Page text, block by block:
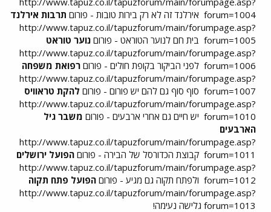
forum=1004 אירלנד זה לא רק בירות טובות - פורום תרבות אירלנד
http://www.tapuz.co.il/tapuzforum/main/forumpage.asp?
forum=1005 בית חם לנוער הטוראט - פורום נוער טוראט
http://www.tapuz.co.il/tapuzforum/main/forumpage.asp?
forum=1006 לפני הביקור בקופת חולים - פורום רפואת משפחה
http://www.tapuz.co.il/tapuzforum/main/forumpage.asp?
forum=1007 סוף סוף גם להם יש פורום - פורום להקת טראוויס
http://www.tapuz.co.il/tapuzforum/main/forumpage.asp?
forum=1010 יש חיים גם אחרי ארבעים - פורום משבר גיל
הארבעים
http://www.tapuz.co.il/tapuzforum/main/forumpage.asp?
forum=1011 קבוצת הכדורסל של הבירה - פורום הפועל ירושלים
http://www.tapuz.co.il/tapuzforum/main/forumpage.asp?
forum=1012 ולפתח תקוה גם מגיע - פורום הפועל פתח תקוה
http://www.tapuz.co.il/tapuzforum/main/forumpage.asp?
forum=1013 גלישה נעימה!